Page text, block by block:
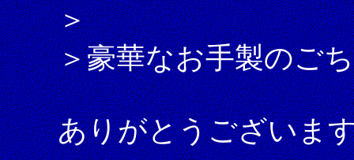
＞
＞豪華なお手製のご
ありがとうございま